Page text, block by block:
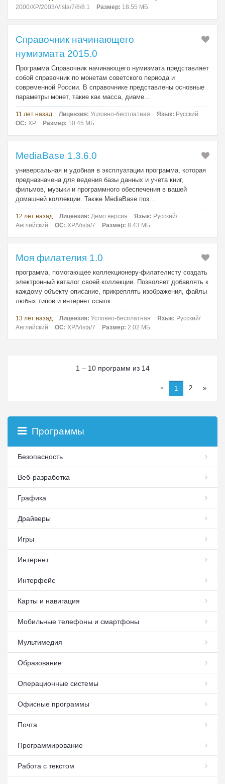
2000/XP/2003/Vista/7/8/8.1
Размер: 18.55 МБ
Справочник начинающего
нумизмата 2015.0
Программа Справочник начинающего нумизмата представляет
собой справочник по монетам советского периода и
современной России. В справочнике представлены основные
параметры монет, такие как масса, диаме...
11 лет назад Лицензия: Условно-бесплатная Язык: Русский
ОС: XP Размер: 10.45 МБ
MediaBase 1.3.6.0
универсальная и удобная в эксплуатации программа, которая
предназначена для ведения базы данных и учета книг,
фильмов, музыки и программного обеспечения в вашей
домашней коллекции. Также MediaBase поз...
12 лет назад Лицензия: Демо версия Язык: Русский/
Английский
ОС: XP/Vista/7 Размер: 8.43 МБ
Моя филателия 1.0
программа, помогающее коллекционеру-филателисту создать
электронный каталог своей коллекции. Позволяет добавлять к
каждому объекту описание, прикреплять изображения, файлы
любых типов и интернет ссылк...
13 лет назад Лицензия: Условно-бесплатная Язык: Русский/
Английский
ОС: XP/Vista/7 Размер: 2.02 МБ
1 – 10 программ из 14
« 1 2 »
Программы
Безопасность
Веб-разработка
Графика
Драйверы
Игры
Интернет
Интерфейс
Карты и навигация
Мобильные телефоны и смартфоны
Мультимедия
Образование
Операционные системы
Офисные программы
Почта
Программирование
Работа с текстом